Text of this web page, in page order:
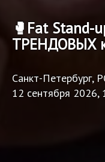
🥊Fat Stand-
ТРЕНДОВЫХ
Санкт-Петербург,
12 сентября 2026,